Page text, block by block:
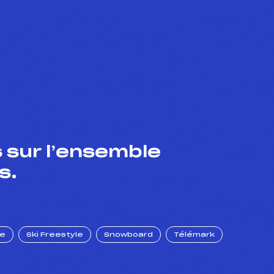
l’ensemble
Ski Freestyle Snowboard Télémark